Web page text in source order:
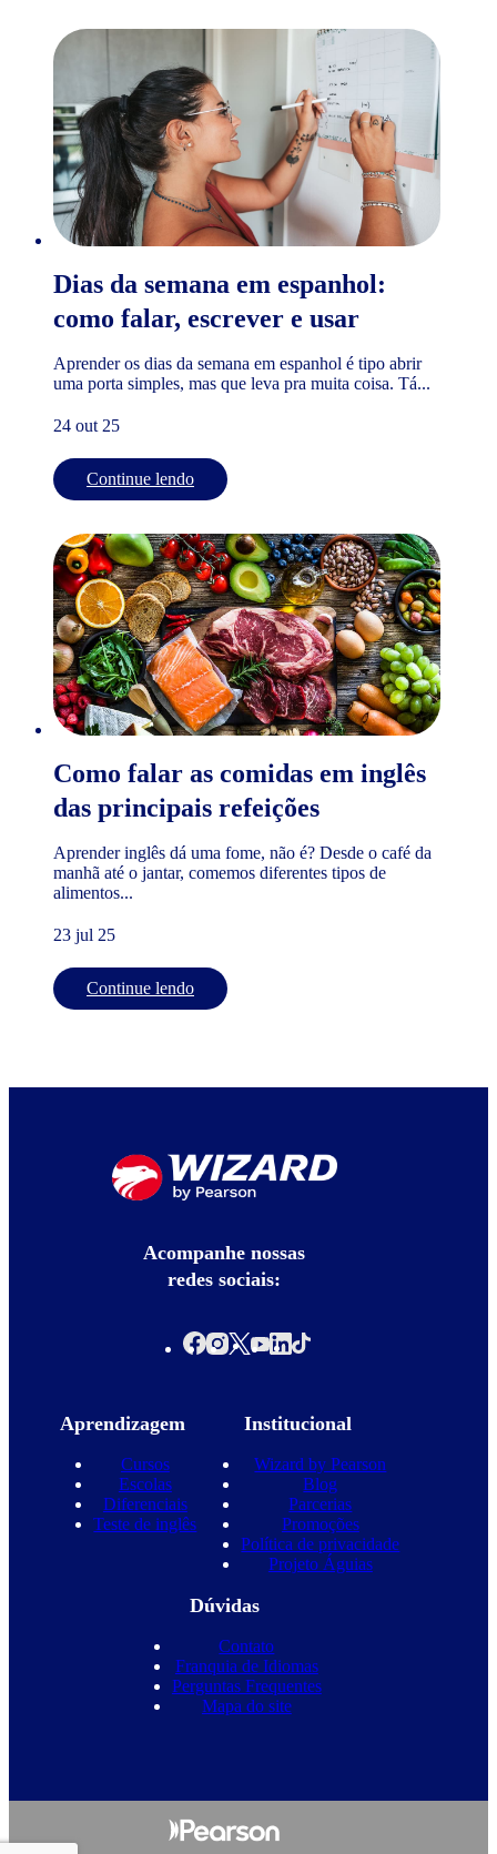
Dias da semana em espanhol:
como falar, escrever e usar
Aprender os dias da semana em espanhol é tipo abrir
uma porta simples, mas que leva pra muita coisa. Tá...
24 out 25
Continue lendo
Como falar as comidas em inglês
das principais refeições
Aprender inglês dá uma fome, não é? Desde o café da
manhã até o jantar, comemos diferentes tipos de
alimentos...
23 jul 25
Continue lendo
Acompanhe nossas
redes sociais:
Aprendizagem
Cursos
Escolas
Diferenciais
Teste de inglês
Institucional
Wizard by Pearson
Blog
Parcerias
Promoções
Política de privacidade
Projeto Águias
Dúvidas
Contato
Franquia de Idiomas
Perguntas Frequentes
Mapa do site